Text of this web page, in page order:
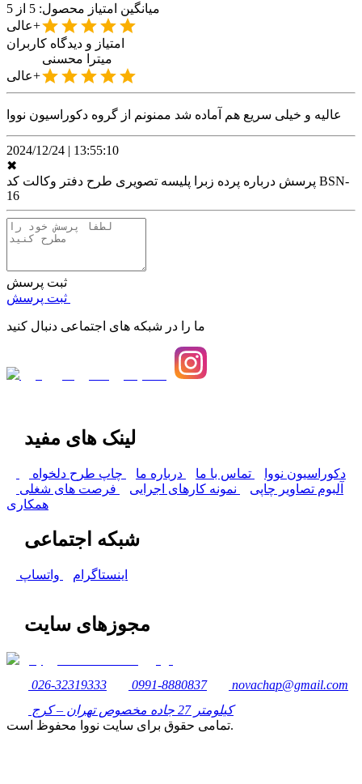
میانگین امتیاز محصول: 5 از 5
عالی+
امتیاز و دیدگاه کاربران
میترا
محسنی
عالی+
عالیه و خیلی سریع هم آماده شد ممنونم از گروه دکوراسیون نووا
2024/12/24 | 13:55:10
✖
پرسش درباره پرده زبرا پلیسه تصویری طرح دفتر وکالت کد BSN-
16
ثبت پرسش
ما را در شبکه های اجتماعی دنبال کنید
لینک های مفید
دکوراسیون نووا تماس با ما درباره ما
چاپ طرح دلخواه
آلبوم تصاویر چاپی
نمونه کارهای اجرایی
فرصت های شغلی
همکاری
شبکه اجتماعی
اینستاگرام واتساپ
مجوزهای سایت
026-32319333 0991-8880837
novachap@gmail.com
کیلومتر 27 جاده مخصوص تهران – کرج
تمامی حقوق برای سایت نووا محفوظ است.